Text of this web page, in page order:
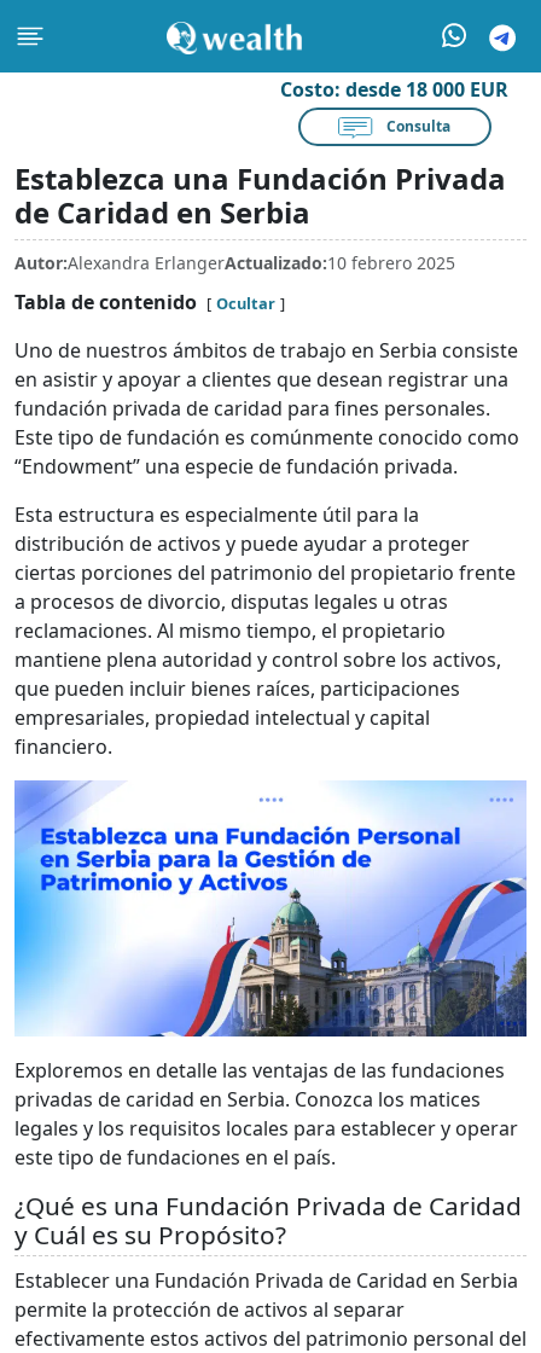
Costo: desde 18 000 EUR
Consulta
Establezca una Fundación Privada
de Caridad en Serbia
Autor:Alexandra ErlangerActualizado:10 febrero 2025
Tabla de contenido Ocultar
Uno de nuestros ámbitos de trabajo en Serbia consiste
en asistir y apoyar a clientes que desean registrar una
fundación privada de caridad para fines personales.
Este tipo de fundación es comúnmente conocido como
“Endowment” una especie de fundación privada.
Esta estructura es especialmente útil para la
distribución de activos y puede ayudar a proteger
ciertas porciones del patrimonio del propietario frente
a procesos de divorcio, disputas legales u otras
reclamaciones. Al mismo tiempo, el propietario
mantiene plena autoridad y control sobre los activos,
que pueden incluir bienes raíces, participaciones
empresariales, propiedad intelectual y capital
financiero.
Exploremos en detalle las ventajas de las fundaciones
privadas de caridad en Serbia. Conozca los matices
legales y los requisitos locales para establecer y operar
este tipo de fundaciones en el país.
¿Qué es una Fundación Privada de Caridad
y Cuál es su Propósito?
Establecer una Fundación Privada de Caridad en Serbia
permite la protección de activos al separar
efectivamente estos activos del patrimonio personal del